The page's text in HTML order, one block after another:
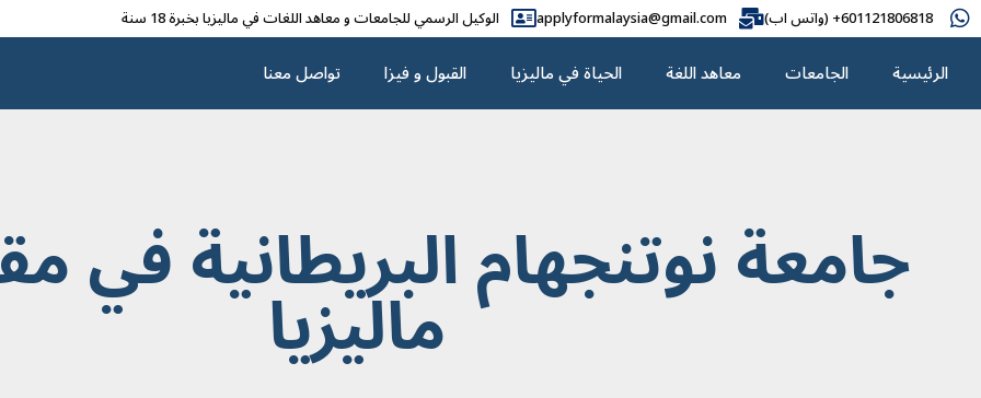
601121806818+ (واتس اب) applyformalaysia@gmail.com الوکیل الرسمي للجامعات و معاهد اللغات في مالیزیا بخبرة 18 سنة
الرئيسية الجامعات معاهد اللغة الحياة في ماليزيا القبول و فیزا تواصل معنا
جامعة نوتنجهام البريطانية في
ماليزيا